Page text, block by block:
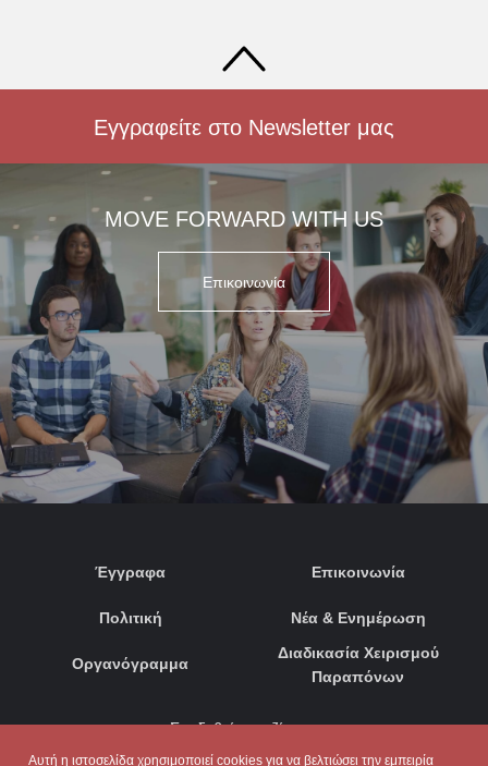
Αυτή η ιστοσελίδα χρησιμοποιεί cookies για να βελτιώσει την εμπειρία
Εγγραφείτε στο Newsletter μας
MOVE FORWARD WITH US
Επικοινωνία
Έγγραφα
Πολιτική
Οργανόγραμμα
Επικοινωνία
Νέα & Ενημέρωση
Διαδικασία Χειρισμού
Παραπόνων
Συνδεθείτε μαζί μας: